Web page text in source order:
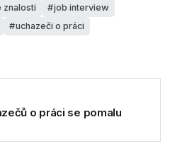
znalosti
job interview
uchazeči o práci
o práci se pomalu